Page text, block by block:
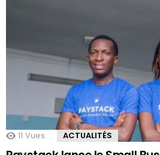
11 Vues ACTUALITÉS